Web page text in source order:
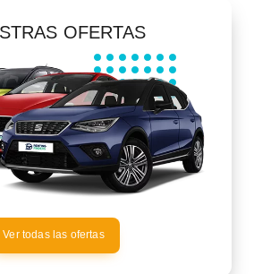
OFERTAS
Ver todas las ofertas